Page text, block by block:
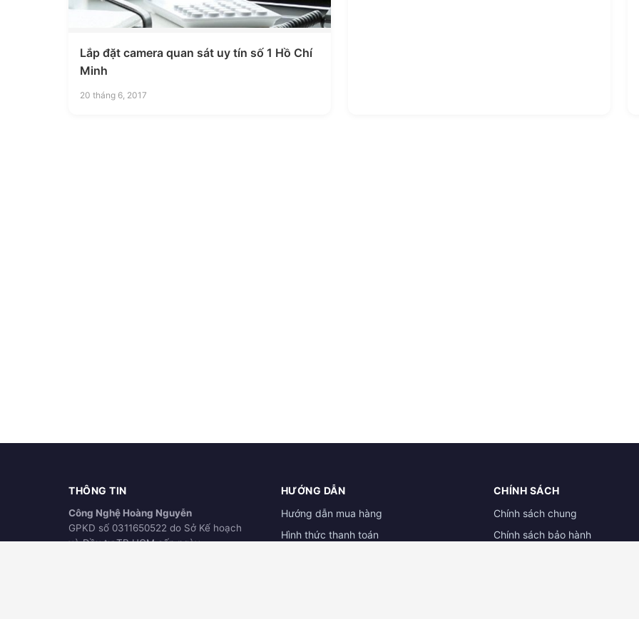
Lắp đặt camera quan sát uy tín số 1 Hồ Chí
Minh
20 tháng 6, 2017
THÔNG TIN
Công Nghệ Hoàng Nguyễn
GPKD số 0311650522 do Sở Kế hoạch
và Đầu tư TP.HCM cấp ngày
HƯỚNG DẪN
Hướng dẫn mua hàng
Hình thức thanh toán
CHÍNH SÁCH
Chính sách chung
Chính sách bảo hành